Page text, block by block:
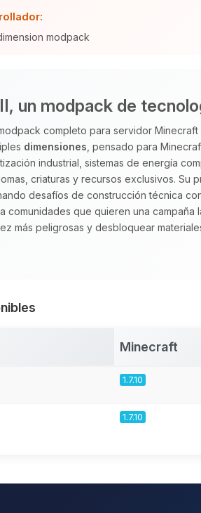
modpack
un modpack de
completo para servidor
dimensiones , pensado para
industrial, sistemas de energía
criaturas y recursos exclusivos. Su
desafíos de construcción técnica
comunidades que quieren una
más peligrosas y desbloquear
Minecraft
1.7.10
1.7.10